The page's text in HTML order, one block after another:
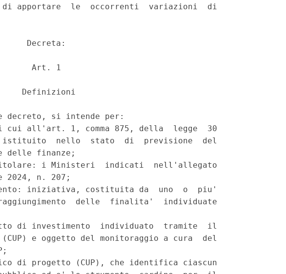
apportare  le  occorrenti  variazioni  di
Decreta:
Art. 1
Definizioni
decreto, si intende per:
cui all'art. 1, comma 875, della  legge  30
istituito  nello  stato  di  previsione  del
delle finanze;
i Ministeri  indicati  nell'allegato
2024, n. 207;
iniziativa, costituita da  uno  o  piu'
delle  finalita'  individuate
di investimento  individuato  tramite  il
e oggetto del monitoraggio a cura  del
di progetto (CUP), che identifica ciascun